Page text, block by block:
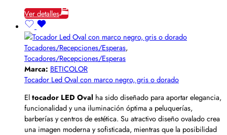
Ver detalles
Tocadores/Recepciones/Esperas,
Tocadores/Recepciones/Esperas
Marca: BETICOLOR
Tocador Led Oval con marco negro, gris o dorado
Eltocador LED Oval ha sido diseñado para aportar elegancia,
funcionalidad y una iluminación óptima a peluquerías,
barberías y centros de estética. Su atractivo diseño ovalado crea
una imagen moderna y sofisticada, mientras que la posibilidad